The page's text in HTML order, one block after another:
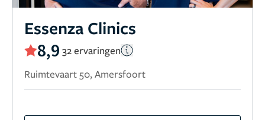
Essenza Clinics
8,9 32 ervaringen
Ruimtevaart 50, Amersfoort